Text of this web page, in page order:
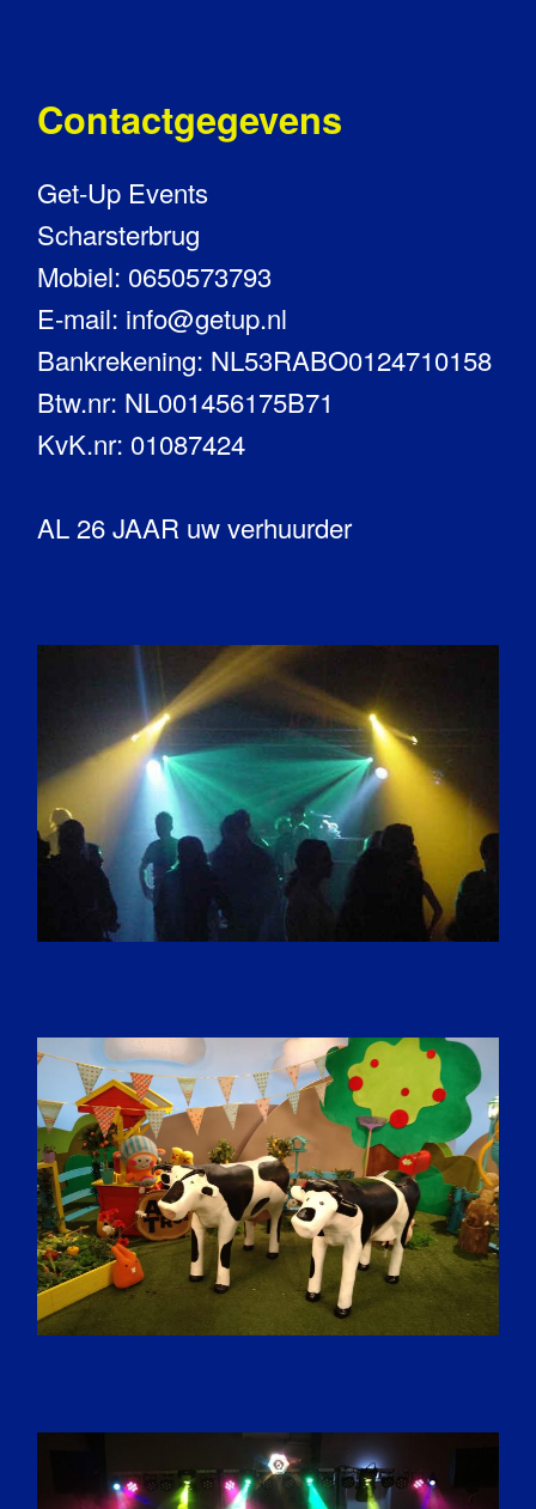
Contactgegevens
Get-Up Events
Scharsterbrug
Mobiel: 0650573793
E-mail: info@getup.nl
Bankrekening: NL53RABO0124710158
Btw.nr: NL001456175B71
KvK.nr: 01087424
AL 26 JAAR uw verhuurder